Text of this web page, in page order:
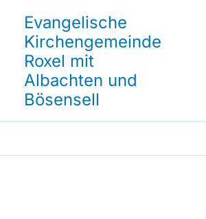
Evangelische
Kirchengemeinde
Roxel mit
Albachten und
Bösensell